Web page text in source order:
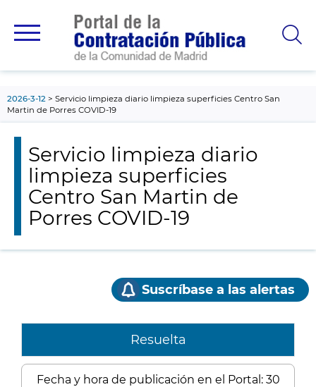
principal
2026-3-12
Servicio limpieza diario limpieza superficies Centro San
Martin de Porres COVID-19
Servicio limpieza diario
limpieza superficies
Centro San Martin de
Porres COVID-19
Suscríbase a las alertas
Resuelta
Fecha y hora de publicación en el Portal: 30